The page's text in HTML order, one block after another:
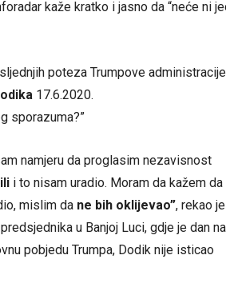
kaže kratko i jasno da “neće ni
poteza Trumpove
17.6.2020.
sporazuma?”
namjeru da proglasim nezavisnost
i to nisam uradio. Moram da kažem da
mislim da ne bih oklijevao”, rekao
u Banjoj Luci, gdje je dan
pobjedu Trumpa, Dodik nije isticao